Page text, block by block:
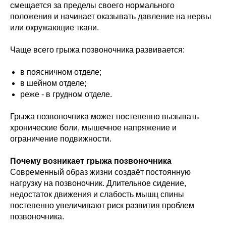
смещается за пределы своего нормального
положения и начинает оказывать давление на нервы
или окружающие ткани.
Чаще всего грыжа позвоночника развивается:
в поясничном отделе;
в шейном отделе;
реже - в грудном отделе.
Грыжа позвоночника может постепенно вызывать
хронические боли, мышечное напряжение и
ограничение подвижности.
Почему возникает грыжа позвоночника
Современный образ жизни создаёт постоянную
нагрузку на позвоночник. Длительное сидение,
недостаток движения и слабость мышц спины
постепенно увеличивают риск развития проблем
позвоночника.